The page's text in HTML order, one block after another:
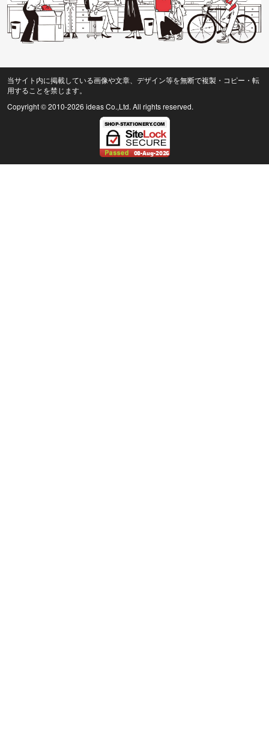
当サイト内に掲載している画像や文章、デザイン等を無断で複製・コピー・転
用することを禁じます。
Copyright © 2010-2026 ideas Co.,Ltd. All rights reserved.